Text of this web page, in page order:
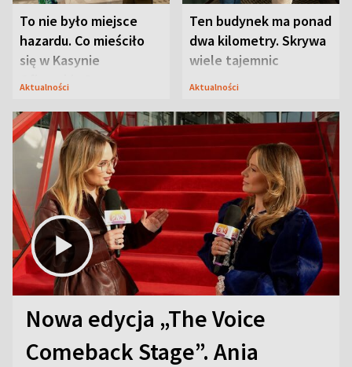
To nie było miejsce
hazardu. Co mieściło
się w Kasynie
Oficerskim?
Aktualności
Ten budynek ma ponad
dwa kilometry. Skrywa
wiele tajemnic
Aktualności
Nowa edycja „The Voice
Comeback Stage”. Ania